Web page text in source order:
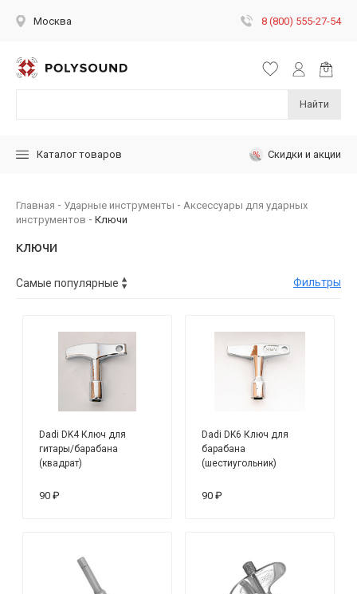
Москва 8 (800) 555-27-54
Найти
Каталог товаров Скидки и акции
Главная Ударные инструменты
Аксессуары для ударных
инструментов
Ключи
ключи
Фильтры
Dadi DK4 Ключ для
гитары/барабана
(квадрат)
90 ₽
Dadi DK6 Ключ для
барабана
(шестиугольник)
90 ₽